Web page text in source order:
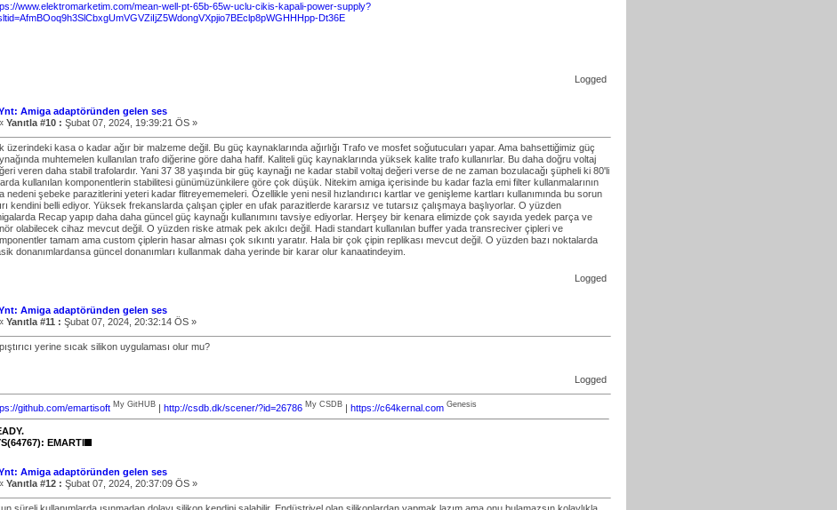
www.elektromarketim.com/mean-well-pt-65b-65w-uclu-cikis-kapali-power-supply?
Dt36E
Logged
Amiga adaptöründen gelen ses
Yanıtla #10 : Şubat 07, 2024, 19:39:21 ÖS »
üzerindeki kasa o kadar ağır bir malzeme değil. Bu güç kaynaklarında ağırlığı Trafo ve mosfet soğutucuları yapar. Ama bahsettiğimiz güç
muhtemelen kullanılan trafo diğerine göre daha hafif. Kaliteli güç kaynaklarında yüksek kalite trafo kullanırlar. Bu daha doğru voltaj
veren daha stabil trafolardır. Yani 37 38 yaşında bir güç kaynağı ne kadar stabil voltaj değeri verse de ne zaman bozulacağı şüpheli ki 80'li
kullanılan komponentlerin stabilitesi günümüzünkilere göre çok düşük. Nitekim amiga içerisinde bu kadar fazla emi filter kullanmalarının
nedeni şebeke parazitlerini yeteri kadar flitreyememeleri. Özellikle yeni nesil hızlandırıcı kartlar ve genişleme kartları kullanımında bu sorun
kendini belli ediyor. Yüksek frekanslarda çalışan çipler en ufak parazitlerde kararsız ve tutarsız çalışmaya başlıyorlar. O yüzden
Recap yapıp daha daha güncel güç kaynağı kullanımını tavsiye ediyorlar. Herşey bir kenara elimizde çok sayıda yedek parça ve
olabilecek cihaz mevcut değil. O yüzden riske atmak pek akılcı değil. Hadi standart kullanılan buffer yada transreciver çipleri ve
tamam ama custom çiplerin hasar alması çok sıkıntı yaratır. Hala bir çok çipin replikası mevcut değil. O yüzden bazı noktalarda
donanımlardansa güncel donanımları kullanmak daha yerinde bir karar olur kanaatindeyim.
Logged
Amiga adaptöründen gelen ses
Yanıtla #11 : Şubat 07, 2024, 20:32:14 ÖS »
yerine sıcak silikon uygulaması olur mu?
Logged
github.com/emartisoft My GitHUB | http://csdb.dk/scener/?id=26786 My CSDB | https://c64kernal.com Genesis
EMARTI
Amiga adaptöründen gelen ses
Yanıtla #12 : Şubat 07, 2024, 20:37:09 ÖS »